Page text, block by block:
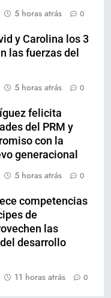
5 horas atrás 0
y Carolina los 3
las fuerzas del
5 horas atrás 0
felicita
del PRM y
con la
generacional
5 horas atrás 0
competencias
de
las
desarrollo
11 horas atrás 0